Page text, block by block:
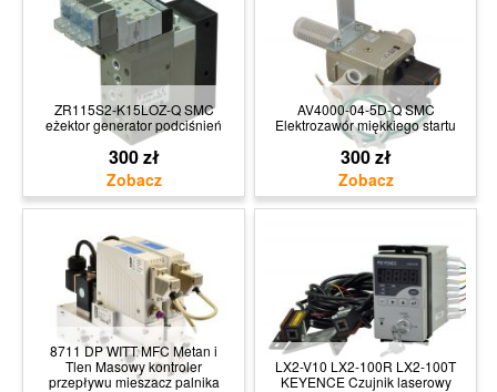
ZR115S2-K15LOZ-Q SMC
eżektor generator podciśnień
300 zł
AV4000-04-5D-Q SMC
Elektrozawór miękkiego startu
300 zł
8711 DP WITT MFC Metan i
Tlen Masowy kontroler
przepływu mieszacz palnika
LX2-V10 LX2-100R LX2-100T
KEYENCE Czujnik laserowy